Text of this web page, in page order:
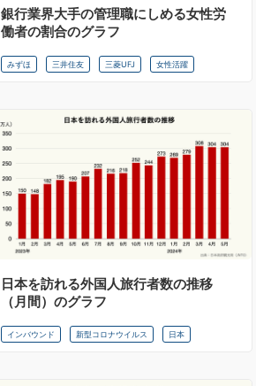
銀行業界大手の管理職にしめる女性労
働者の割合のグラフ
みずほ 三井住友 三菱UFJ 女性活躍
日本を訪れる外国人旅行者数の推移
（月間）のグラフ
インバウンド 新型コロナウイルス 日本